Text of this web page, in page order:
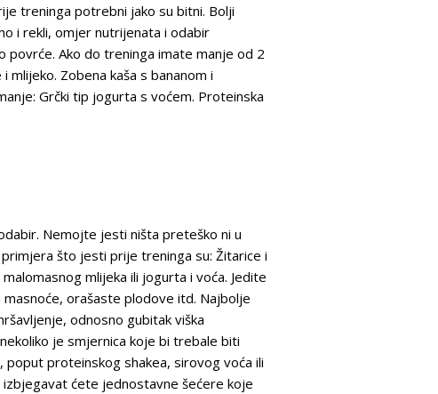
treninga potrebni jako su bitni. Bolji
i rekli, omjer nutrijenata i odabir
povrće. Ako do treninga imate manje od 2
Zobena kaša s bananom i
Grčki tip jogurta s voćem. Proteinska
Nemojte jesti ništa preteško ni u
što jesti prije treninga su: Žitarice i
mlijeka ili jogurta i voća. Jedite
orašaste plodove itd. Najbolje
odnosno gubitak viška
je smjernica koje bi trebale biti
poput proteinskog shakea, sirovog voća ili
ćete jednostavne šećere koje